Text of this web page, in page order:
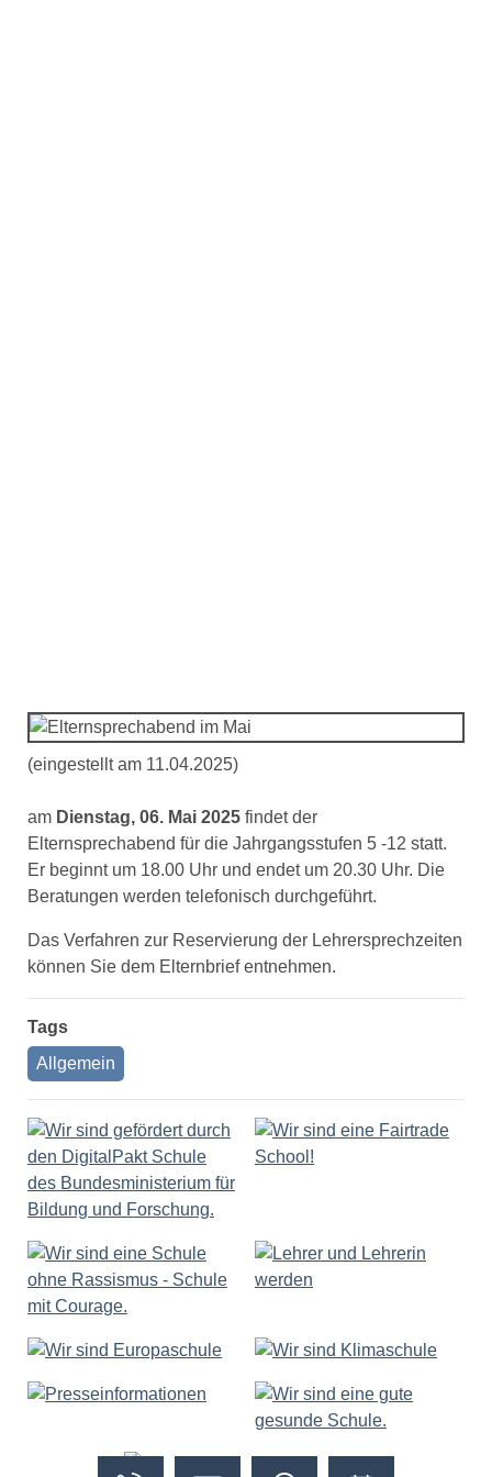
(eingestellt am 11.04.2025)
am Dienstag, 06. Mai 2025 findet der
Elternsprechabend für die Jahrgangsstufen 5 -12 statt.
Er beginnt um 18.00 Uhr und endet um 20.30 Uhr. Die
Beratungen werden telefonisch durchgeführt.
Das Verfahren zur Reservierung der Lehrersprechzeiten
können Sie dem Elternbrief entnehmen.
Tags
Allgemein